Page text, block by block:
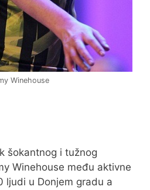
Winehouse
šokantnog i tužnog
Winehouse među aktivne
ljudi u Donjem gradu a